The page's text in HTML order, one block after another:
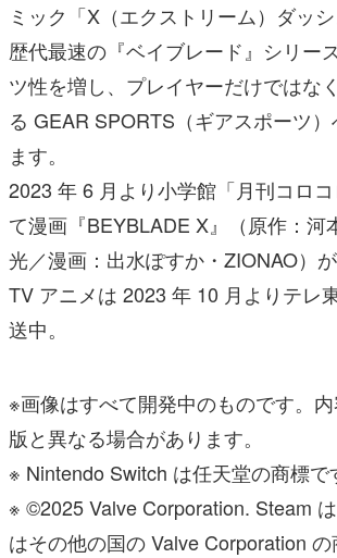
ミック「X（エクストリーム）ダッ
歴代最速の『ベイブレード』シリー
ツ性を増し、プレイヤーだけではな
る GEAR SPORTS（ギアスポーツ
ます。
2023 年 6 月より小学館「月刊コロ
て漫画『BEYBLADE X』（原作：河
光／漫画：出水ぽすか・ZIONAO）が
TV アニメは 2023 年 10 月よりテレ
送中。
※画像はすべて開発中のものです。
版と異なる場合があります。
※ Nintendo Switch は任天堂の商標で
※ ©2025 Valve Corporation. Steam
はその他の国の Valve Corporation